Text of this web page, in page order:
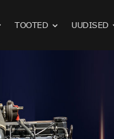
TOOTED UUDISED